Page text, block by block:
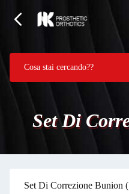
Set Di
Set Di Correzione Bunion